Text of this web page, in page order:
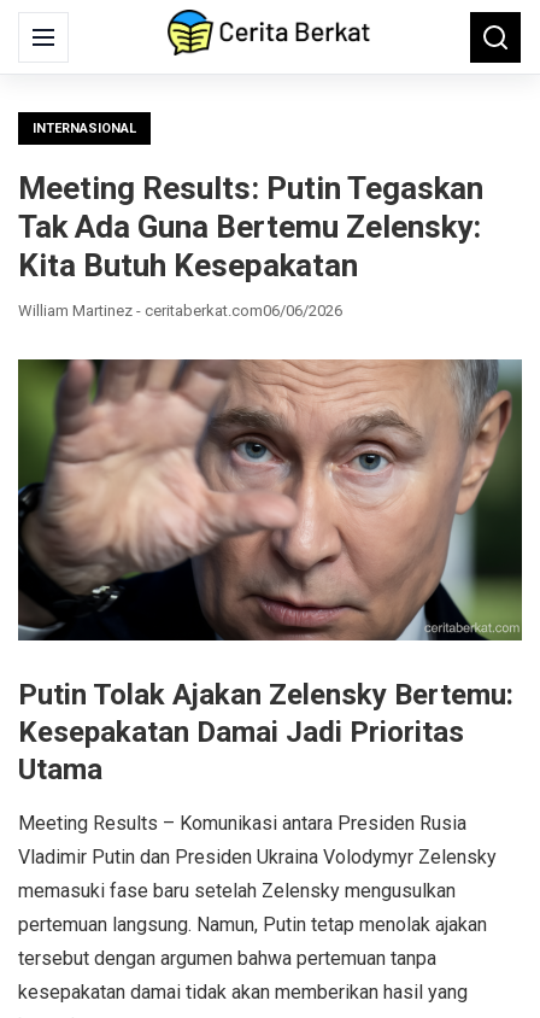
Menu
Search
for:
INTERNASIONAL
Meeting Results: Putin Tegaskan
Tak Ada Guna Bertemu Zelensky:
Kita Butuh Kesepakatan
William Martinez - ceritaberkat.com06/06/2026
Putin Tolak Ajakan Zelensky Bertemu:
Kesepakatan Damai Jadi Prioritas
Utama
Meeting Results – Komunikasi antara Presiden Rusia
Vladimir Putin dan Presiden Ukraina Volodymyr Zelensky
memasuki fase baru setelah Zelensky mengusulkan
pertemuan langsung. Namun, Putin tetap menolak ajakan
tersebut dengan argumen bahwa pertemuan tanpa
kesepakatan damai tidak akan memberikan hasil yang